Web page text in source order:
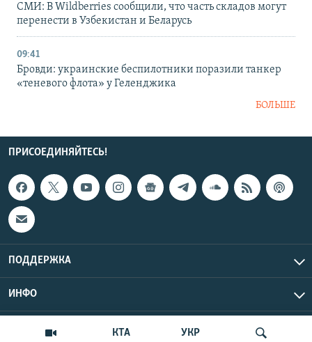
КТА УКР
СМИ: В Wildberries сообщили, что часть складов могут
перенести в Узбекистан и Беларусь
09:41
Бровди: украинские беспилотники поразили танкер
«теневого флота» у Геленджика
БОЛЬШЕ
ПРИСОЕДИНЯЙТЕСЬ!
ПОДДЕРЖКА
ИНФО
Copyright Крым.Реалии, 2026 | Все права защищены.
UTC+3